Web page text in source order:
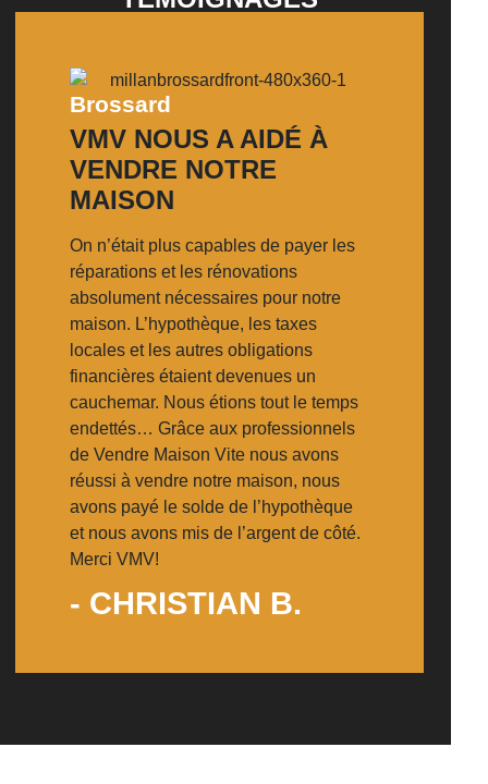
Brossard
VMV NOUS A AIDÉ À
VENDRE NOTRE
MAISON
On n’était plus capables de payer les
réparations et les rénovations
absolument nécessaires pour notre
maison. L’hypothèque, les taxes
locales et les autres obligations
financières étaient devenues un
cauchemar. Nous étions tout le temps
endettés… Grâce aux professionnels
de Vendre Maison Vite nous avons
réussi à vendre notre maison, nous
avons payé le solde de l’hypothèque
et nous avons mis de l’argent de côté.
Merci VMV!
- CHRISTIAN B.